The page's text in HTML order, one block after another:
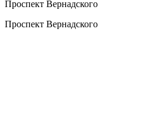
Проспект Вернадского
Проспект Вернадского